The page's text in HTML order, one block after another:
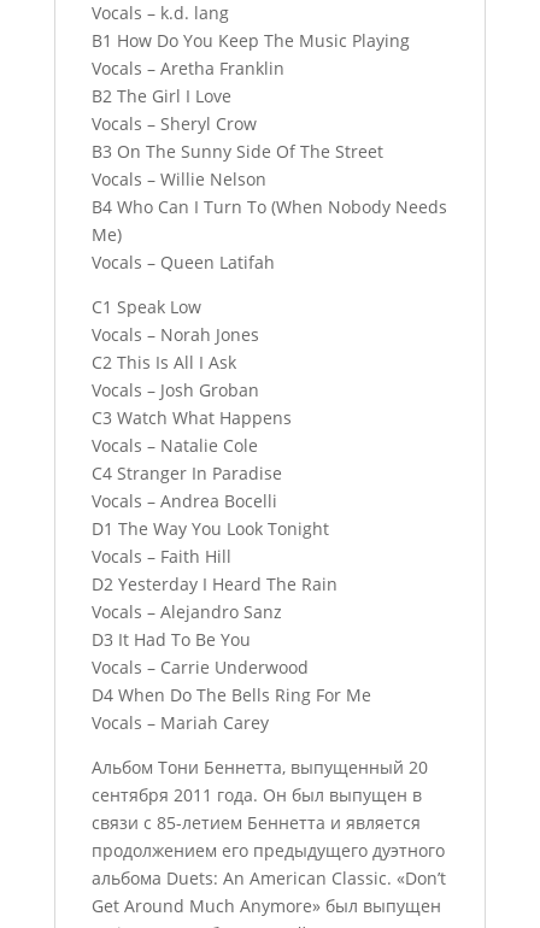
Vocals – k.d. lang
B1 How Do You Keep The Music Playing
Vocals – Aretha Franklin
B2 The Girl I Love
Vocals – Sheryl Crow
B3 On The Sunny Side Of The Street
Vocals – Willie Nelson
B4 Who Can I Turn To (When Nobody Needs
Me)
Vocals – Queen Latifah
C1 Speak Low
Vocals – Norah Jones
C2 This Is All I Ask
Vocals – Josh Groban
C3 Watch What Happens
Vocals – Natalie Cole
C4 Stranger In Paradise
Vocals – Andrea Bocelli
D1 The Way You Look Tonight
Vocals – Faith Hill
D2 Yesterday I Heard The Rain
Vocals – Alejandro Sanz
D3 It Had To Be You
Vocals – Carrie Underwood
D4 When Do The Bells Ring For Me
Vocals – Mariah Carey
Альбом Тони Беннетта, выпущенный 20
сентября 2011 года. Он был выпущен в
связи с 85-летием Беннетта и является
продолжением его предыдущего дуэтного
альбома Duets: An American Classic. «Don’t
Get Around Much Anymore» был выпущен